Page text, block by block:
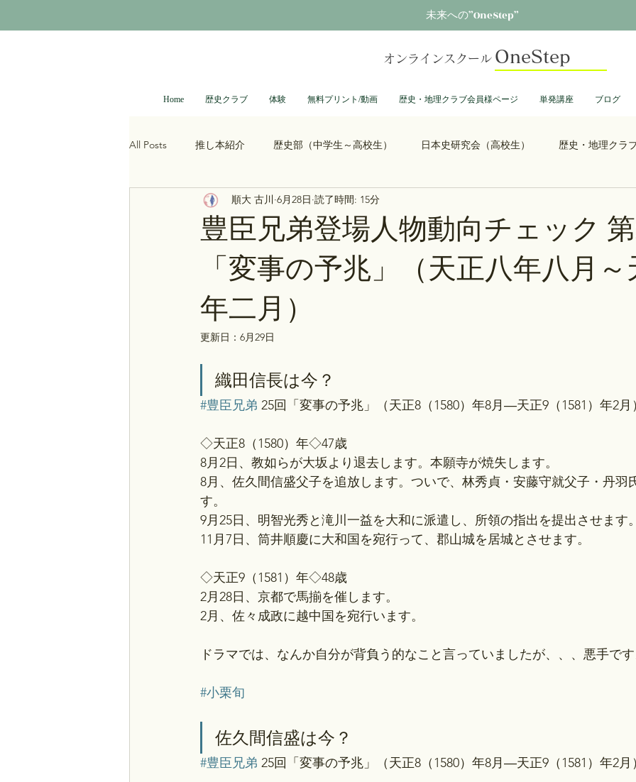
未来への”OneStep”
オンラインスクール OneStep
Home 歴史クラブ 体験 無料プリント/動画 歴史・地理クラブ会員様ページ 単発講座 ブログ
All Posts 推し本紹介 歴史部（中学生～高校生） 日本史研究会（高校生） 歴史・地理クラ
大河ドラマ べらぼう 光る君へ 鎌倉殿の13人
青木裕司と中島浩二の世界史ch 総理大臣列伝 ショーグン列伝 鬼滅の刃 ONEPIECE
レトロゲーム 科学・技術史
豊臣兄弟登場人物動向チェック
「変事の予兆」（天正八年八月
年二月）
順大 古川 6月28日 読了時間: 15分
更新日： 6月29日
織田信長は今？
#豊臣兄弟 25回「変事の予兆」（天正8（1580）年8月―天正9（1581）年2月）
◇天正8（1580）年◇47歳
8月2日、教如らが大坂より退去します。本願寺が焼失します。
8月、佐久間信盛父子を追放します。ついで、林秀貞・安藤守就父子・丹羽
す。
9月25日、明智光秀と滝川一益を大和に派遣し、所領の指出を提出させます。
11月7日、筒井順慶に大和国を宛行って、郡山城を居城とさせます。
◇天正9（1581）年◇48歳
2月28日、京都で馬揃を催します。
2月、佐々成政に越中国を宛行います。
ドラマでは、なんか自分が背負う的なこと言っていましたが、、、悪手です
#小栗旬
佐久間信盛は今？
#豊臣兄弟 25回「変事の予兆」（天正8（1580）年8月―天正9（1581）年2月）